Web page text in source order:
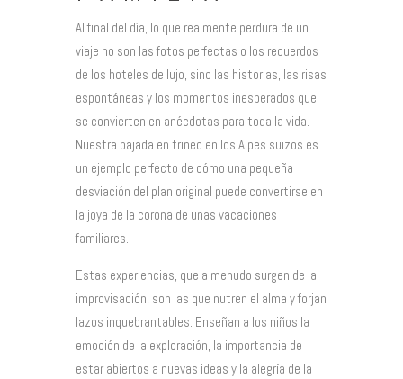
Al final del día, lo que realmente perdura de un
viaje no son las fotos perfectas o los recuerdos
de los hoteles de lujo, sino las historias, las risas
espontáneas y los momentos inesperados que
se convierten en anécdotas para toda la vida.
Nuestra bajada en trineo en los Alpes suizos es
un ejemplo perfecto de cómo una pequeña
desviación del plan original puede convertirse en
la joya de la corona de unas vacaciones
familiares.
Estas experiencias, que a menudo surgen de la
improvisación, son las que nutren el alma y forjan
lazos inquebrantables. Enseñan a los niños la
emoción de la exploración, la importancia de
estar abiertos a nuevas ideas y la alegría de la